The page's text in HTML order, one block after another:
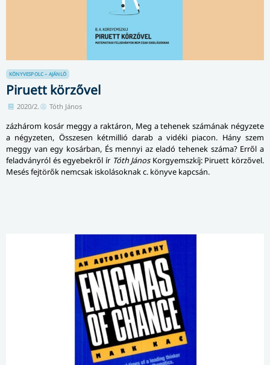
KÖNYVESPOLC – AJÁNLÓ
Piruett körzővel
2020/2. Tóth János
zázhárom kosár meggy a raktáron, Meg a tehenek számának négyzete
a négyzeten, Összesen kétmillió darab a vidéki piacon. Hány szem
meggy van egy kosárban, És mennyi az eladó tehenek száma? Erről a
feladványról és egyebekről ír Tóth JánosKorgyemszkíj: Piruett körzővel.
Mesés fejtörők nemcsak iskolásoknak c. könyve kapcsán.